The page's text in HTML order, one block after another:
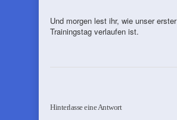
Und morgen lest ihr, wie unser erster
Trainingstag verlaufen ist.
Hinterlasse eine Antwort